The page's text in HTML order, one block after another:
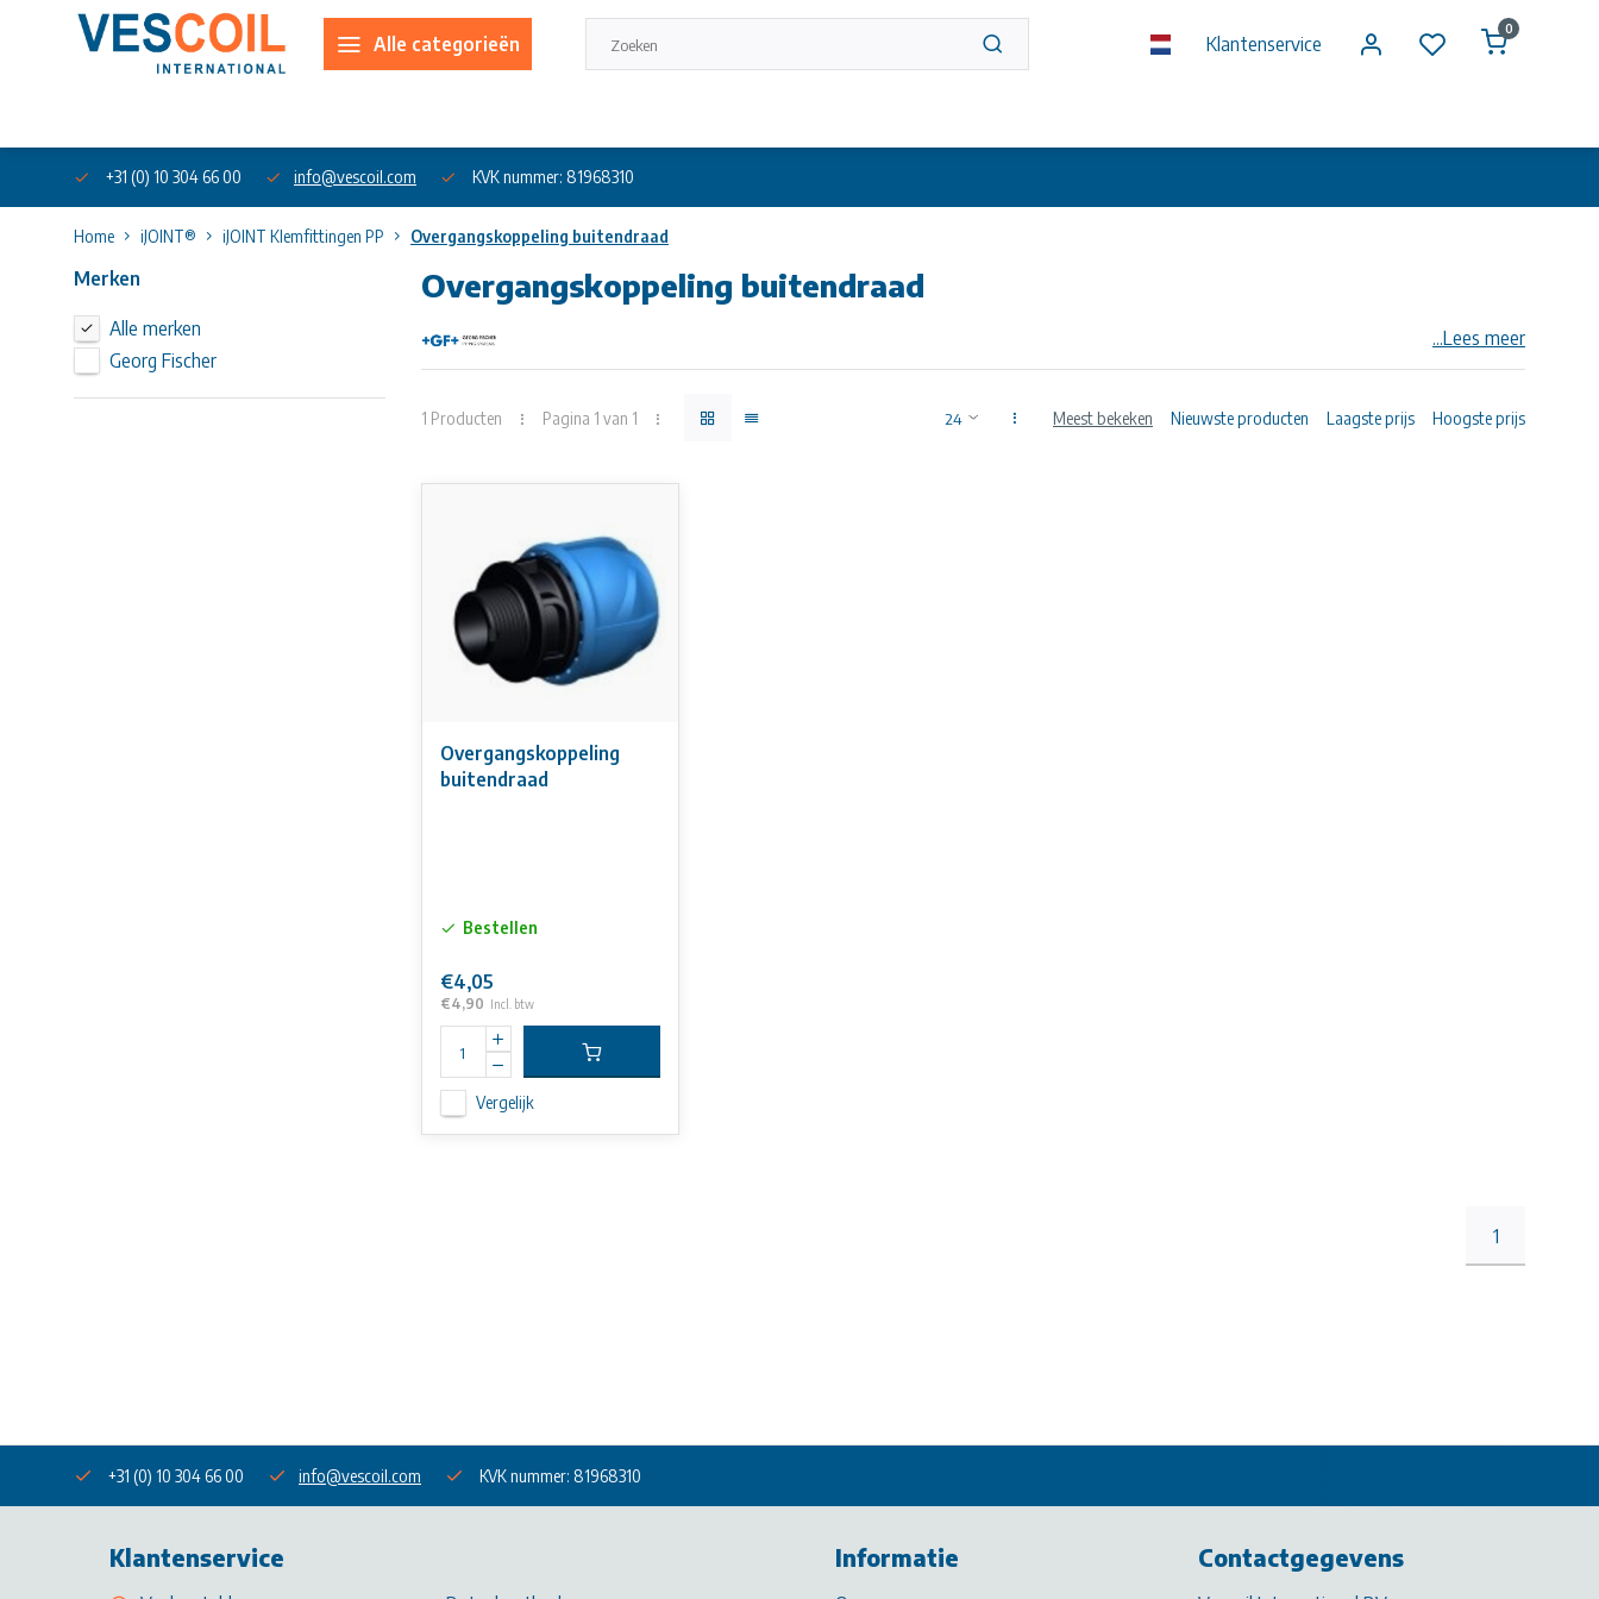
Alle categorieën Klantenservice
0
+31 (0) 10 304 66 00 info@vescoil.com KVK nummer: 81968310
Home iJOINT® iJOINT Klemfittingen PP Overgangskoppeling buitendraad
Merken
Alle merken
Georg Fischer
Overgangskoppeling buitendraad
iJOINT compression fittings Coupling installation without disassembling suitable for PE and PEX pipes water PN16 material PP gasket
Overgangskoppeling buitendraad
• geschikt voor PE en PEX
• afdichting: EPDM kwaliteit voor drinkwater
• buitendraad: ISO 7 (konisch)
• kleur: blauw/zwart
...Lees meer
1 Producten Pagina 1 van 1 Meest bekeken Nieuwste producten Laagste prijs Hoogste prijs
Overgangskoppeling
buitendraad
Bestellen
€4,05
€4,90 Incl. btw
Vergelijk
1
+31 (0) 10 304 66 00 info@vescoil.com KVK nummer: 81968310
Klantenservice Informatie Contactgegevens